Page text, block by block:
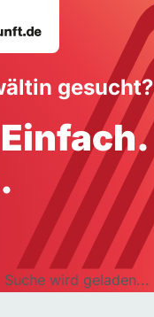
gesucht?
Suche wird geladen...